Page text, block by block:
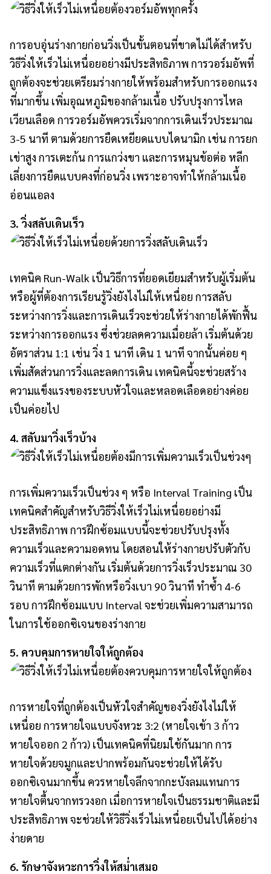
การอบอุ่นร่างกายก่อนวิ่งเป็นขั้นตอนที่ขาดไม่ได้สำหรับ
วิธีวิ่งให้เร็วไม่เหนื่อยอย่างมีประสิทธิภาพ การวอร์มอัพที่
ถูกต้องจะช่วยเตรียมร่างกายให้พร้อมสำหรับการออกแรง
ที่มากขึ้น เพิ่มอุณหภูมิของกล้ามเนื้อ ปรับปรุงการไหล
เวียนเลือด การวอร์มอัพควรเริ่มจากการเดินเร็วประมาณ
3-5 นาที ตามด้วยการยืดเหยียดแบบไดนามิก เช่น การยก
เข่าสูง การเตะก้น การแกว่งขา และการหมุนข้อต่อ หลีก
เลี่ยงการยืดแบบคงที่ก่อนวิ่ง เพราะอาจทำให้กล้ามเนื้อ
อ่อนแอลง
3. วิ่งสลับเดินเร็ว
เทคนิค Run-Walk เป็นวิธีการที่ยอดเยียมสำหรับผู้เริ่มต้น
หรือผู้ที่ต้องการเรียนรู้วิ่งยังไงไม่ให้เหนื่อย การสลับ
ระหว่างการวิ่งและการเดินเร็วจะช่วยให้ร่างกายได้พักฟื้น
ระหว่างการออกแรง ซึ่งช่วยลดความเมื่อยล้า เริ่มต้นด้วย
อัตราส่วน 1:1 เช่น วิ่ง 1 นาที เดิน 1 นาที จากนั้นค่อย ๆ
เพิ่มสัดส่วนการวิ่งและลดการเดิน เทคนิคนี้จะช่วยสร้าง
ความแข็งแรงของระบบหัวใจและหลอดเลือดอย่างค่อย
เป็นค่อยไป
4. สลับมาวิ่งเร็วบ้าง
การเพิ่มความเร็วเป็นช่วง ๆ หรือ Interval Training เป็น
เทคนิคสำคัญสำหรับวิธีวิ่งให้เร็วไม่เหนื่อยอย่างมี
ประสิทธิภาพ การฝึกซ้อมแบบนี้จะช่วยปรับปรุงทั้ง
ความเร็วและความอดทน โดยสอนให้ร่างกายปรับตัวกับ
ความเร็วที่แตกต่างกัน เริ่มต้นด้วยการวิ่งเร็วประมาณ 30
วินาที ตามด้วยการพักหรือวิ่งเบา 90 วินาที ทำซ้ำ 4-6
รอบ การฝึกซ้อมแบบ Interval จะช่วยเพิ่มความสามารถ
ในการใช้ออกซิเจนของร่างกาย
5. ควบคุมการหายใจให้ถูกต้อง
การหายใจที่ถูกต้องเป็นหัวใจสำคัญของวิ่งยังไงไม่ให้
เหนื่อย การหายใจแบบจังหวะ 3:2 (หายใจเข้า 3 ก้าว
หายใจออก 2 ก้าว) เป็นเทคนิคที่นิยมใช้กันมาก การ
หายใจด้วยจมูกและปากพร้อมกันจะช่วยให้ได้รับ
ออกซิเจนมากขึ้น ควรหายใจลึกจากกะบังลมแทนการ
หายใจตื้นจากทรวงอก เมื่อการหายใจเป็นธรรมชาติและมี
ประสิทธิภาพ จะช่วยให้วิธีวิ่งเร็วไม่เหนื่อยเป็นไปได้อย่าง
ง่ายดาย
6. รักษาจังหวะการวิ่งให้สม่ำเสมอ